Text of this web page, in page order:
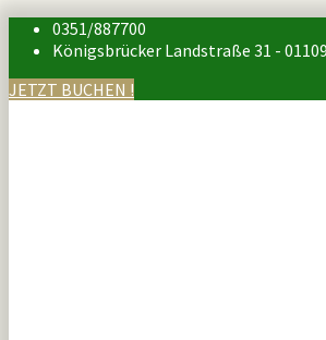
0351/887700
Königsbrücker Landstraße 31 -
JETZT BUCHEN !